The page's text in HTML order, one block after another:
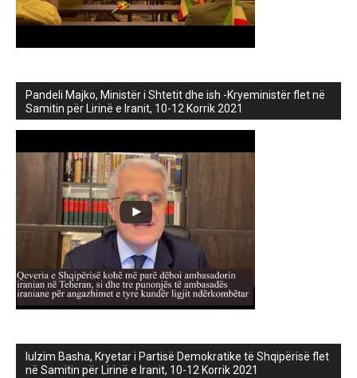
Pandeli Majko, Ministër i Shtetit dhe ish -Kryeministër flet në
Samitin për Lirinë e Iranit, 10-12 Korrik 2021
lulzim Basha, Kryetar i Partisë Demokratike të Shqipërisë flet
në Samitin për Lirinë e Iranit, 10-12 Korrik 2021